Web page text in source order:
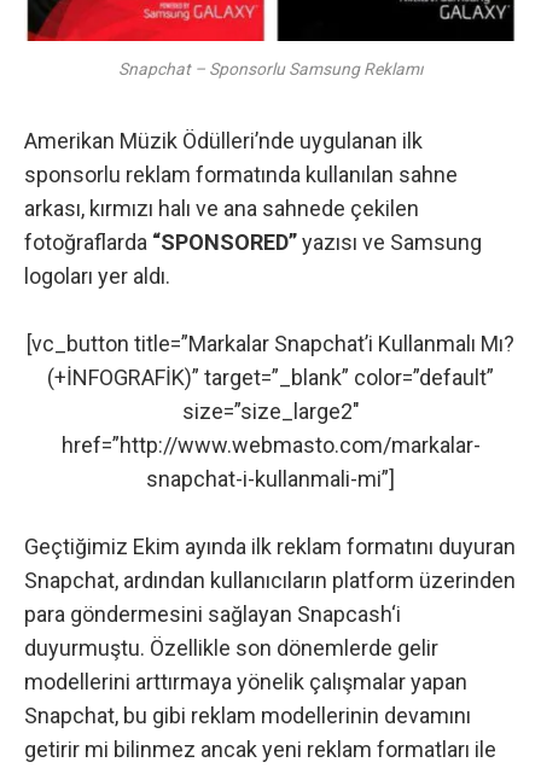
Snapchat – Sponsorlu Samsung Reklamı
Amerikan Müzik Ödülleri’nde uygulanan ilk
sponsorlu reklam formatında kullanılan sahne
arkası, kırmızı halı ve ana sahnede çekilen
fotoğraflarda “SPONSORED”yazısı ve Samsung
logoları yer aldı.
[vc_button title=”Markalar Snapchat’i Kullanmalı Mı?
(+İNFOGRAFİK)” target=”_blank” color=”default”
size=”size_large2″
href=”http://www.webmasto.com/markalar-
snapchat-i-kullanmali-mi”]
Geçtiğimiz Ekim ayında ilk reklam formatını duyuran
Snapchat, ardından kullanıcıların platform üzerinden
para göndermesini sağlayan Snapcash‘i
duyurmuştu. Özellikle son dönemlerde gelir
modellerini arttırmaya yönelik çalışmalar yapan
Snapchat, bu gibi reklam modellerinin devamını
getirir mi bilinmez ancak yeni reklam formatları ile